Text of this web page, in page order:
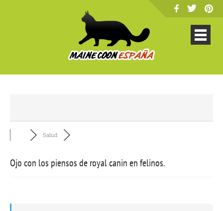
Salud
Ojo con los piensos de royal canin en felinos.